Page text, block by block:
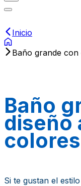
Inicio
Baño grande
Baño
diseño
Si te gustan el